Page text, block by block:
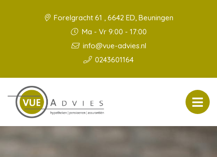
Forelgracht 61 , 6642 ED, Beuningen
Ma - Vr 9:00 - 17:00
info@vue-advies.nl
0243601164